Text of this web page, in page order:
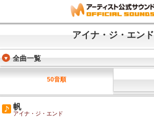
アイナ・ジ・エンド
全曲一覧
50音順
帆
アイナ・ジ・エンド